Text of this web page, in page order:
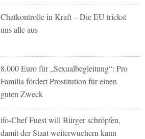
Chatkontrolle in Kraft – Die EU trickst
uns alle aus
8.000 Euro für „Sexualbegleitung“: Pro
Familia fördert Prostitution für einen
guten Zweck
ifo-Chef Fuest will Bürger schröpfen,
damit der Staat weiterwuchern kann